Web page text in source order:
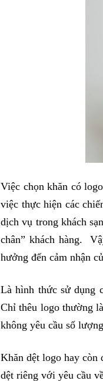
Việc chọn khăn có
việc thực hiện các
dịch vụ trong khách
chân” khách hàng.
hưởng đến cảm nhận
Là hình thức sử dụng
Chỉ thêu logo thường
không yêu cầu số
Khăn dệt logo hay
dệt riêng với yêu cầu